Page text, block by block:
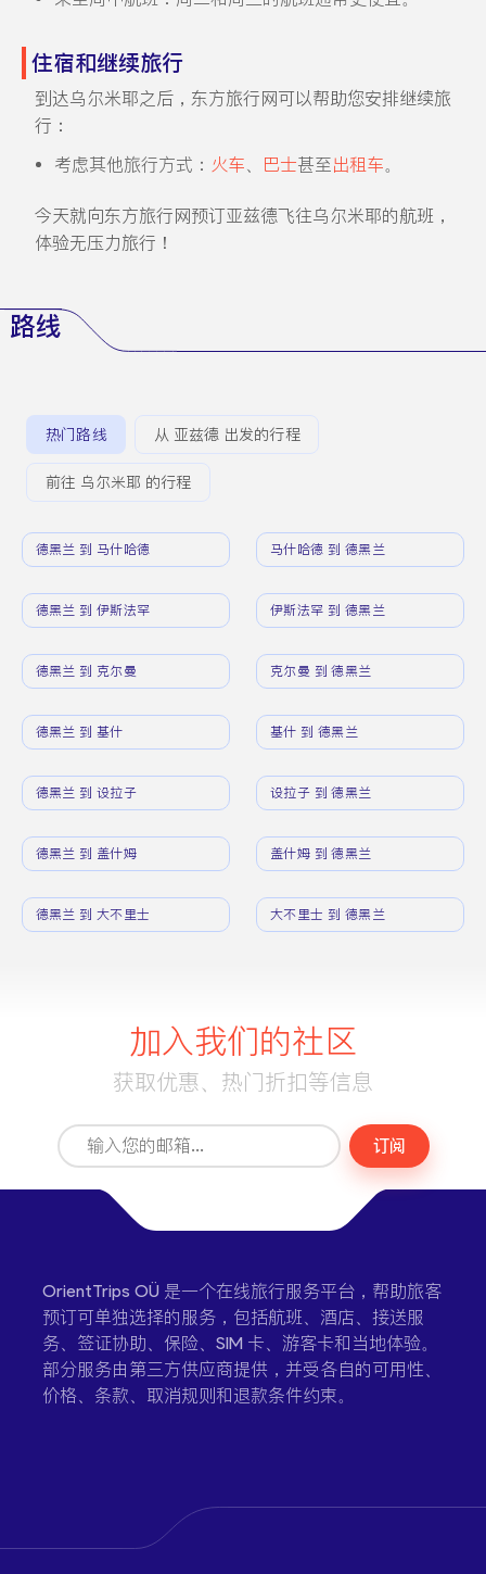
住宿和继续旅行
到达乌尔米耶之后，东方旅行网可以帮助您安排继续旅
行：
考虑其他旅行方式： 火车、 巴士甚至出租车。
今天就向东方旅行网预订亚兹德飞往乌尔米耶的航班，
体验无压力旅行！
路线
热门路线 从 亚兹德 出发的行程
前往 乌尔米耶 的行程
德黑兰 到 马什哈德 马什哈德 到 德黑兰
德黑兰 到 伊斯法罕 伊斯法罕 到 德黑兰
德黑兰 到 克尔曼 克尔曼 到 德黑兰
德黑兰 到 基什 基什 到 德黑兰
德黑兰 到 设拉子 设拉子 到 德黑兰
德黑兰 到 盖什姆 盖什姆 到 德黑兰
德黑兰 到 大不里士 大不里士 到 德黑兰
加入我们的社区
获取优惠、热门折扣等信息
订阅
OrientTrips OÜ 是一个在线旅行服务平台，帮助旅客
预订可单独选择的服务，包括航班、酒店、接送服
务、签证协助、保险、SIM 卡、游客卡和当地体验。
部分服务由第三方供应商提供，并受各自的可用性、
价格、条款、取消规则和退款条件约束。